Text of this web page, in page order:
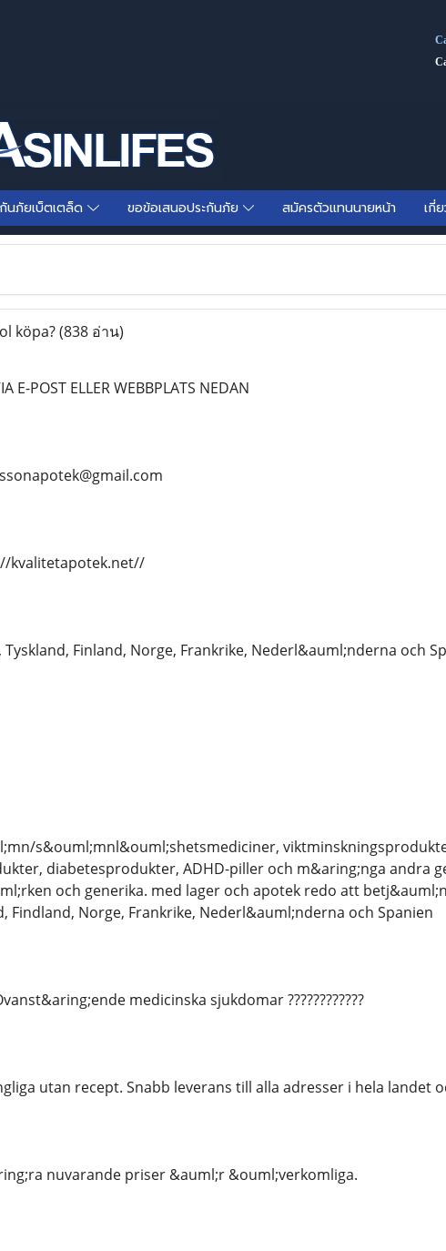
นภัยเบ็ตเตล็ด ขอข้อเสนอประกันภัย สมัครตัวแทนนายหน้า เกี่
köpa?(838 อ่าน)
E-POST ELLER WEBBPLATS NEDAN
kvalitetapotek.net//
Finland, Norge, Frankrike, Nederl&auml;nderna och
s&ouml;mnl&ouml;shetsmediciner,
diabetesprodukter, ADHD-piller och m&aring;nga andra
och generika. med lager och apotek redo att
Findland, Norge, Frankrike, Nederl&auml;nderna och Spanien
medicinska sjukdomar ????????????​​​​​​​​​​
utan recept. Snabb leverans till alla adresser i hela landet
nuvarande priser &auml;r &ouml;verkomliga.